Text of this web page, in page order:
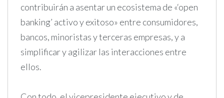
contribuirán a asentar un ecosistema de «‘open
banking’ activo y exitoso» entre consumidores,
bancos, minoristas y terceras empresas, y a
simplificar y agilizar las interacciones entre
ellos.